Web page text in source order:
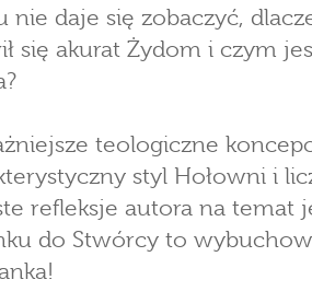
nie daje się zobaczyć,
się akurat Żydom i czym
teologiczne
styl Hołowni i
refleksje autora na temat
do Stwórcy to